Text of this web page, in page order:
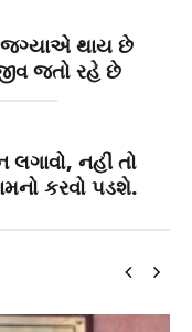
જગ્યાએ થાય છે
જીવ જતો રહે છે
નહીં તો
કરવો પડશે.